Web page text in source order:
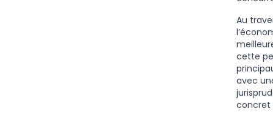
Au
cette
avec
concret